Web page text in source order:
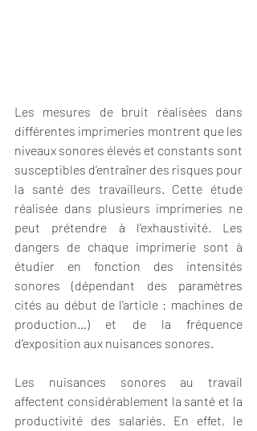
Les mesures de bruit réalisées dans
différentes imprimeries montrent que les
niveaux sonores élevés et constants sont
susceptibles d’entraîner des risques pour
la santé des travailleurs. Cette étude
réalisée dans plusieurs imprimeries ne
peut prétendre à l’exhaustivité. Les
dangers de chaque imprimerie sont à
étudier en fonction des intensités
sonores (dépendant des paramètres
cités au début de l’article : machines de
production…) et de la fréquence
d’exposition aux nuisances sonores.
Les nuisances sonores au travail
affectent considérablement la santé et la
productivité des salariés. En effet, le